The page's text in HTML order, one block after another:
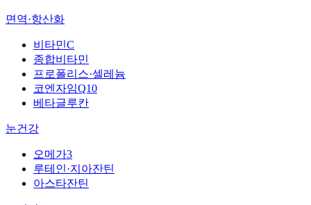
면역·항산화
비타민C
종합비타민
프로폴리스·셀레늄
코엔자임Q10
베타글루칸
눈건강
오메가3
루테인·지아잔틴
아스타잔틴